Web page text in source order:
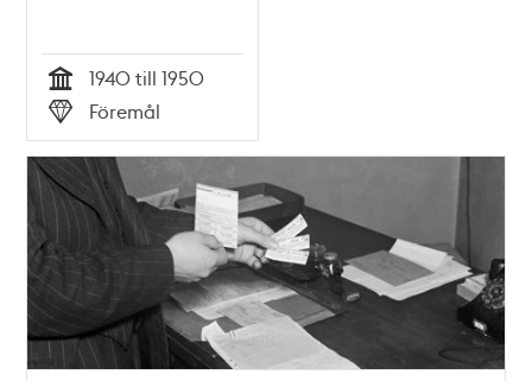
Tid
1940 till 1950
Typ
Föremål